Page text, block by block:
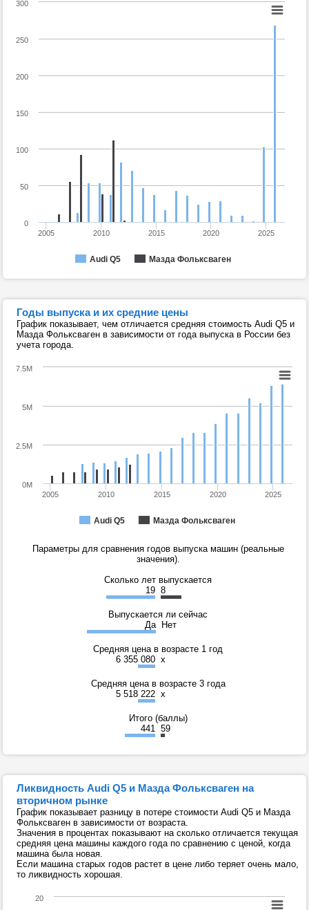
Audi Q5 Мазда Фольксваген
2005 2010 2015 2020 2025
0
50
100
150
200
250
300
Годы выпуска и их средние цены
График показывает, чем отличается средняя стоимость Audi Q5 и
Мазда Фольксваген в зависимости от года выпуска в России без
учета города.
Audi Q5 Мазда Фольксваген
2005 2010 2015 2020 2025
0M
2.5M
5M
7.5M
Параметры для сравнения годов выпуска машин (реальные
значения).
Сколько лет выпускается
19 8
Выпускается ли сейчас
Да
Нет
Средняя цена в возрасте 1 год
6 355 080 x
Средняя цена в возрасте 3 года
5 518 222 x
Итого (баллы)
441 59
Ликвидность Audi Q5 и Мазда Фольксваген на
вторичном рынке
График показывает разницу в потере стоимости Audi Q5 и Мазда
Фольксваген в зависимости от возраста.
Значения в процентах показывают на сколько отличается текущая
средняя цена машины каждого года по сравнению с ценой, когда
машина была новая.
Если машина старых годов растет в цене либо теряет очень мало,
то ликвидность хорошая.
20